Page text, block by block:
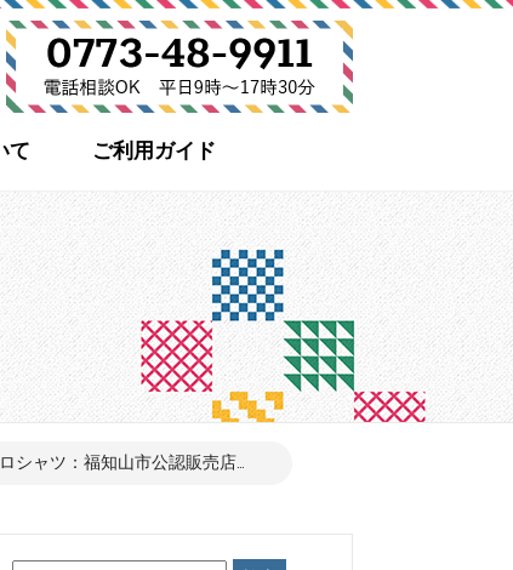
て ご利用ガイド
シャツ：福知山市公認販売店...